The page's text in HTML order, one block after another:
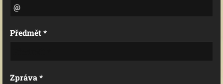
Předmět *
Zpráva *